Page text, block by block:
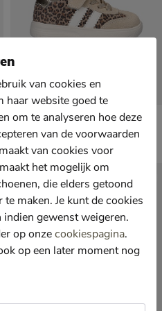
Nelson Kids
Babyschoenen - bruin
€ 59,99
59,
van cookies en
haar website goed te
om te analyseren hoe deze
van de voorwaarden
van cookies voor
het mogelijk om
die elders getoond
maken. Je kunt de cookies
gewenst weigeren.
op onzecookiespagina.
op een later moment nog